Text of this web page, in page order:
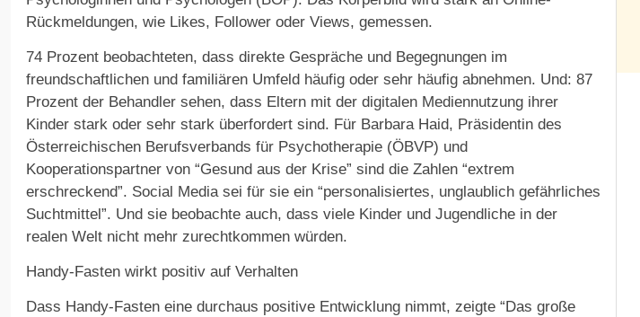
Rückmeldungen, wie Likes, Follower oder Views, gemessen.
74 Prozent beobachteten, dass direkte Gespräche und Begegnungen im
freundschaftlichen und familiären Umfeld häufig oder sehr häufig abnehmen. Und: 87
Prozent der Behandler sehen, dass Eltern mit der digitalen Mediennutzung ihrer
Kinder stark oder sehr stark überfordert sind. Für Barbara Haid, Präsidentin des
Österreichischen Berufsverbands für Psychotherapie (ÖBVP) und
Kooperationspartner von “Gesund aus der Krise” sind die Zahlen “extrem
erschreckend”. Social Media sei für sie ein “personalisiertes, unglaublich gefährliches
Suchtmittel”. Und sie beobachte auch, dass viele Kinder und Jugendliche in der
realen Welt nicht mehr zurechtkommen würden.
Handy-Fasten wirkt positiv auf Verhalten
Dass Handy-Fasten eine durchaus positive Entwicklung nimmt, zeigte “Das große